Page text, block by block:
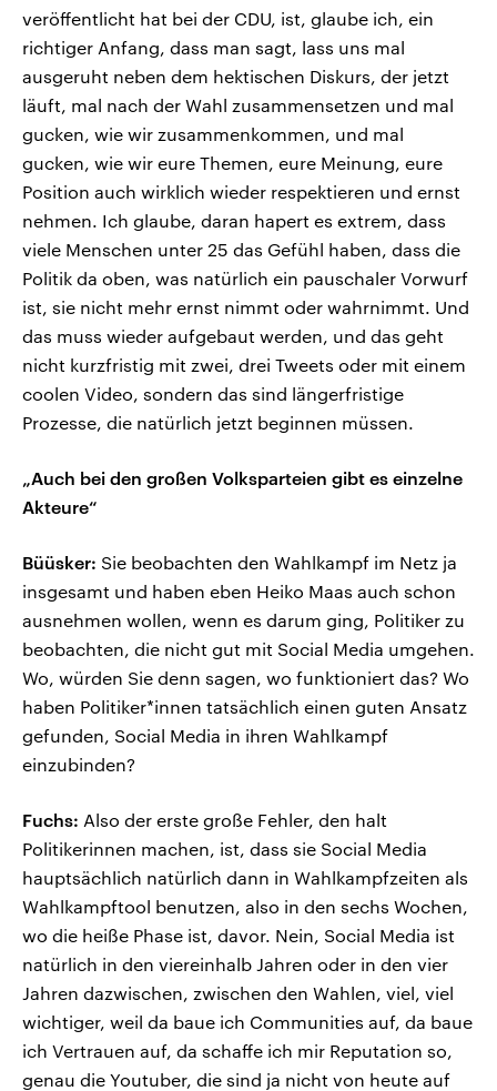
veröffentlicht hat bei der CDU, ist, glaube ich, ein
richtiger Anfang, dass man sagt, lass uns mal
ausgeruht neben dem hektischen Diskurs, der jetzt
läuft, mal nach der Wahl zusammensetzen und mal
gucken, wie wir zusammenkommen, und mal
gucken, wie wir eure Themen, eure Meinung, eure
Position auch wirklich wieder respektieren und ernst
nehmen. Ich glaube, daran hapert es extrem, dass
viele Menschen unter 25 das Gefühl haben, dass die
Politik da oben, was natürlich ein pauschaler Vorwurf
ist, sie nicht mehr ernst nimmt oder wahrnimmt. Und
das muss wieder aufgebaut werden, und das geht
nicht kurzfristig mit zwei, drei Tweets oder mit einem
coolen Video, sondern das sind längerfristige
Prozesse, die natürlich jetzt beginnen müssen.
„Auch bei den großen Volksparteien gibt es einzelne
Akteure“
Büüsker: Sie beobachten den Wahlkampf im Netz ja
insgesamt und haben eben Heiko Maas auch schon
ausnehmen wollen, wenn es darum ging, Politiker zu
beobachten, die nicht gut mit Social Media umgehen.
Wo, würden Sie denn sagen, wo funktioniert das? Wo
haben Politiker*innen tatsächlich einen guten Ansatz
gefunden, Social Media in ihren Wahlkampf
einzubinden?
Fuchs: Also der erste große Fehler, den halt
Politikerinnen machen, ist, dass sie Social Media
hauptsächlich natürlich dann in Wahlkampfzeiten als
Wahlkampftool benutzen, also in den sechs Wochen,
wo die heiße Phase ist, davor. Nein, Social Media ist
natürlich in den viereinhalb Jahren oder in den vier
Jahren dazwischen, zwischen den Wahlen, viel, viel
wichtiger, weil da baue ich Communities auf, da baue
ich Vertrauen auf, da schaffe ich mir Reputation so,
genau die Youtuber, die sind ja nicht von heute auf